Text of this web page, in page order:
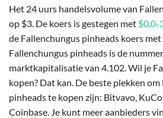
Het 24 uurs handelsvolume van
op $3. De koers is gestegen met
de Fallenchungus pinheads koers met
Fallenchungus pinheads is de
marktkapitalisatie van 4.102. Wil je
kopen? Dat kan. De beste plekken
pinheads te kopen zijn: Bitvavo,
Coinbase. Je kunt meer aanbieders